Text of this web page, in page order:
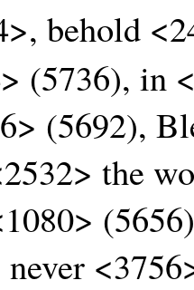
behold
(5736), in
(5692),
the